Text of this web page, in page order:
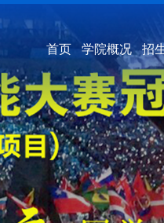
首页 学院概况 招